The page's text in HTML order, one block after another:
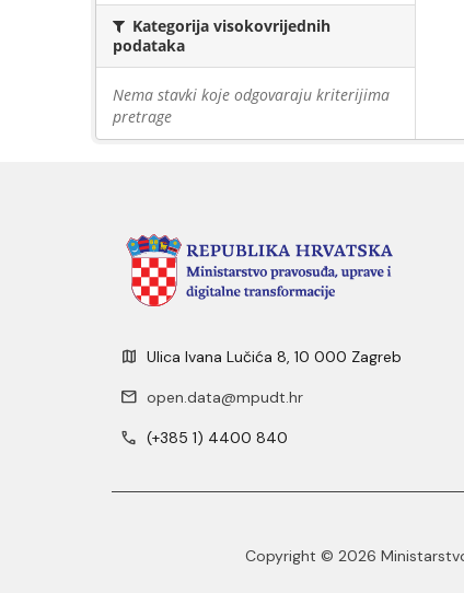
Kategorija visokovrijednih
podataka
Nema stavki koje odgovaraju kriterijima
pretrage